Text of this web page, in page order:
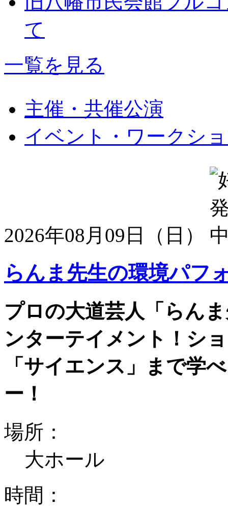
て
一覧を見る
主催・共催公演
イベント・ワークシ
2026年08月09日（日）
らんま先生の環境パフ
プロの大道芸人「らん
ンターテイメント！シ
「サイエンス」まで学
ー！
場所：
大ホール
時間：